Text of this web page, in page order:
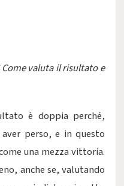
valuta il risultato e
è doppia perché,
perso, e in questo
una mezza vittoria.
anche se, valutando